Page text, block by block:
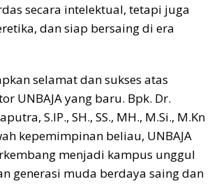
secara intelektual, tetapi juga
dan siap bersaing di era
selamat dan sukses atas
UNBAJA yang baru. Bpk. Dr.
S.IP., SH., SS., MH., M.Si., M.Kn
kepemimpinan beliau, UNBAJA
menjadi kampus unggul
generasi muda berdaya saing dan